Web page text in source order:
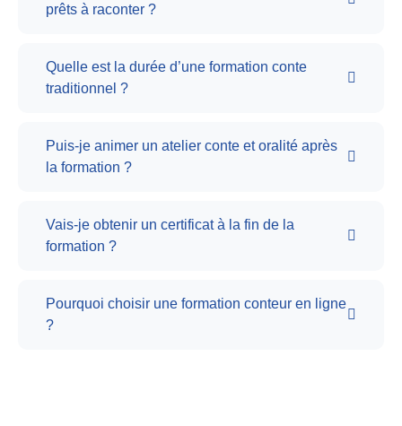
prêts à raconter ?
Quelle est la durée d’une formation conte
traditionnel ?
Puis-je animer un atelier conte et oralité après
la formation ?
Vais-je obtenir un certificat à la fin de la
formation ?
Pourquoi choisir une formation conteur en ligne
?